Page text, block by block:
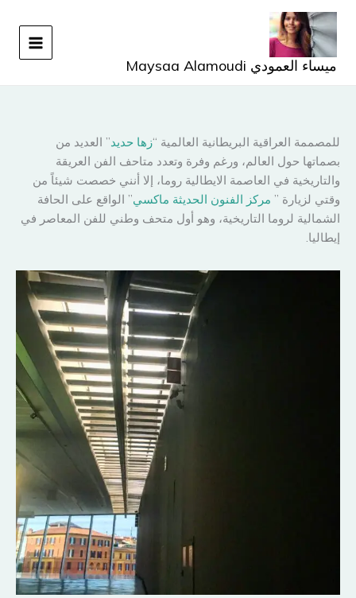
تخطي
المحتوى
ميساء العمودي Maysaa Alamoudi
للمصممة العراقية البريطانية العالمية “زها حديد” العديد من
بصماتها حول العالم، ورغم وفرة وتعدد متاحف الفن العريقة
والتاريخية في العاصمة الايطالية روما، إلا أنني خصصت شيئاً من
وقتي لزيارة ” مركز الفنون الحديثة ماكسي” الواقع على الحافة
الشمالية لروما التاريخية، وهو أول متحف وطني للفن المعاصر في
إيطاليا.